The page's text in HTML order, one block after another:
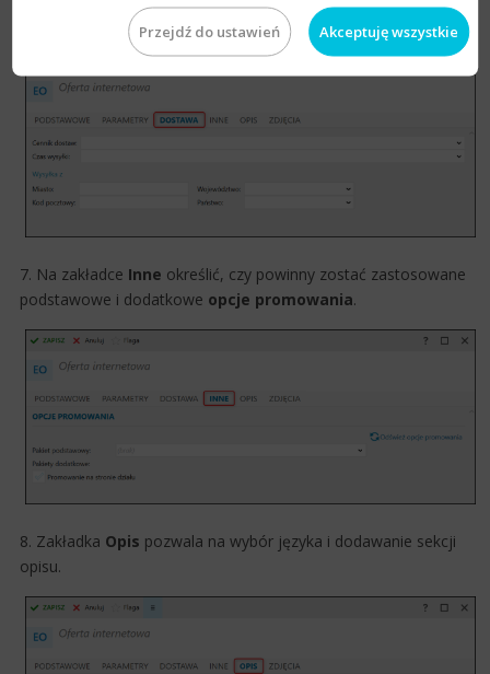
oraz adres, z którego przesyłka zostanie wysłana.
7. Na zakładce Inne określić, czy powinny zostać zastosowane
podstawowe i dodatkowe opcje promowania​.
8. Zakładka Opis pozwala na wybór języka i dodawanie sekcji
opisu.
Przejdź do ustawień Akceptuję wszystkie